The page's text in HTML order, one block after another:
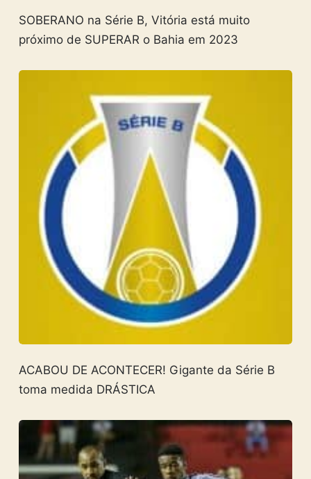
SOBERANO na Série B, Vitória está muito
próximo de SUPERAR o Bahia em 2023
ACABOU DE ACONTECER! Gigante da Série B
toma medida DRÁSTICA